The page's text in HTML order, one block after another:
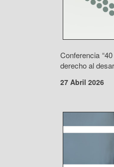
Conferencia
derecho al
27 Abril 2026